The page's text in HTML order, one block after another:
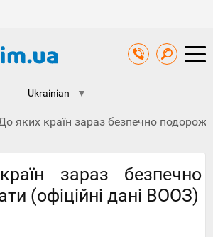
Ukrainian ▼
яких країн зараз безпечно
зараз безпечно
(офіційні дані ВООЗ)